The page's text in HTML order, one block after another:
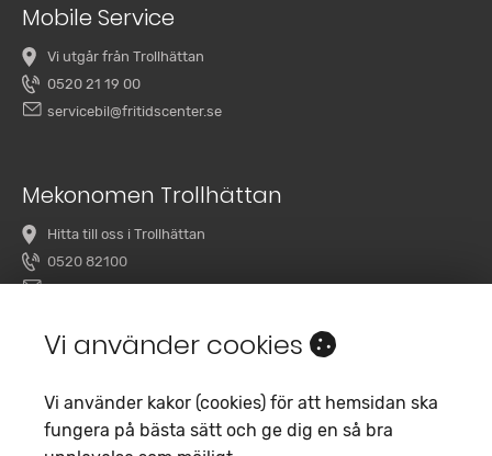
Mobile Service
Vi utgår från Trollhättan
0520 21 19 00
servicebil@fritidscenter.se
Mekonomen Trollhättan
Hitta till oss i Trollhättan
0520 82100
overby@mekonomenbilverkstad.se
Vi använder cookies
Vi använder kakor (cookies) för att hemsidan ska
fungera på bästa sätt och ge dig en så bra